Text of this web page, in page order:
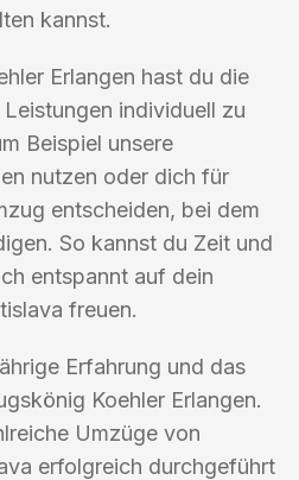
kannst.
Erlangen hast du die
individuell zu
Beispiel unsere
nutzen oder dich für
entscheiden, bei dem
So kannst du Zeit und
entspannt auf dein
freuen.
Erfahrung und das
Koehler Erlangen.
Umzüge von
erfolgreich durchgeführt